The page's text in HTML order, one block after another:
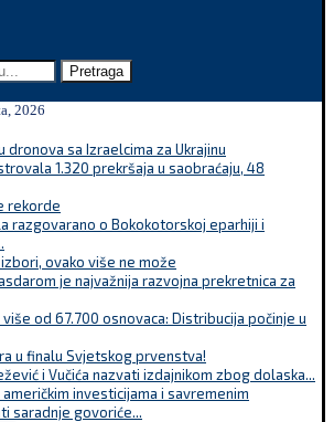
Pretraga
2026
dronova sa Izraelcima za Ukrajinu
1.320 prekršaja u saobraćaju, 48
rekorde
razgovarano o Bokokotorskoj eparhiji i
ovako više ne može
je najvažnija razvojna prekretnica za
od 67.700 osnovaca: Distribucija počinje u
u finalu Svjetskog prvenstva!
i Vučića nazvati izdajnikom zbog dolaska...
investicijama i savremenim
saradnje govoriće...